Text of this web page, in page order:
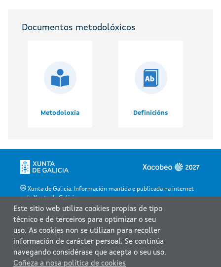
Documentos metodolóxicos
Metodoloxía Definicións
Xunta de Galicia. Información mantida e publicada na internet
pola Xunta de Galicia
Accesibilidade
Aviso legal
Atendémolo/a
Este sitio web utiliza cookies propias de tipo
técnico e de terceiros para optimizar o seu
uso. As cookies non se utilizan para recoller
información de carácter persoal. Se continúa
navegando considérase que acepta o seu uso.
Coñeza a nosa política de cookies